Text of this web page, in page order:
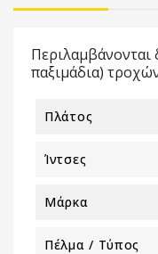
Περιλαμβάνονται
παξιμάδια)
Πλάτος
Ίντσες
Μάρκα
Πέλμα / Τύπος